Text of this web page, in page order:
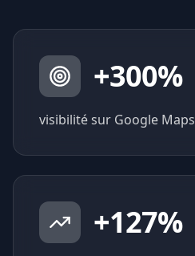
+300%
visibilité sur Google Maps
+127%